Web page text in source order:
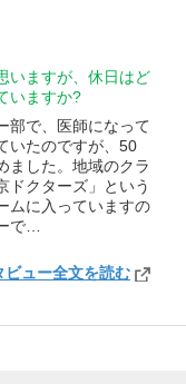
いますが、休日はど
いますか?
部で、医師になって
いたのですが、50
ました。地域のクラ
ドクターズ」という
ムに入っていますの
で…
ビュー全文を読む